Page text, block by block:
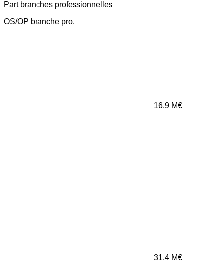
Part branches professionnelles
OS/OP branche pro.
16.9 M€
31.4 M€